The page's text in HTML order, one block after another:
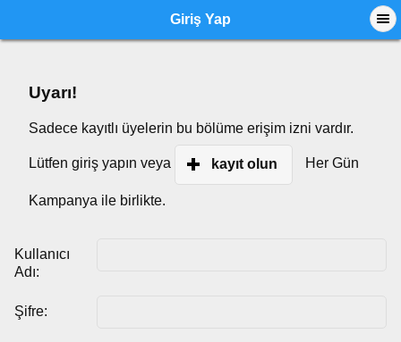
Giriş Yap
Uyarı!
Sadece kayıtlı üyelerin bu bölüme erişim izni vardır.
Lütfen giriş yapın veya kayıt olun Her Gün
Kampanya ile birlikte.
Kullanıcı
Adı:
Şifre: